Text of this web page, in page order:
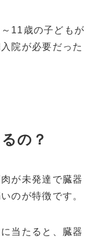
11歳の子どもが
院が必要だった
の？
が未発達で臓器
のが特徴です。
当たると、臓器